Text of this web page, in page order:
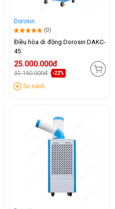
Dorosin
(0)
Điều hòa di động Dorosin DAKC-
45
25.000.000đ
32.150.000đ -22%
So sánh